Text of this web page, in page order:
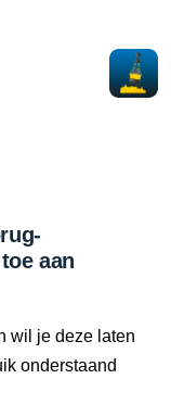
aan
wil je deze laten
onderstaand